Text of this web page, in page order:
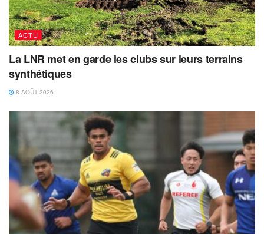
ACTU
La LNR met en garde les clubs sur leurs terrains
synthétiques
8 AOÛT 2026